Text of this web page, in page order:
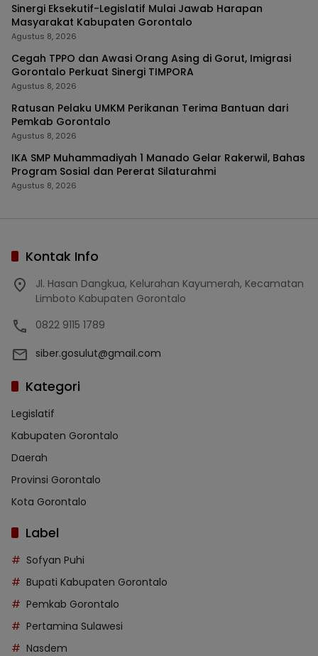
Sinergi Eksekutif-Legislatif Mulai Jawab Harapan
Masyarakat Kabupaten Gorontalo
Agustus 8, 2026
Cegah TPPO dan Awasi Orang Asing di Gorut, Imigrasi
Gorontalo Perkuat Sinergi TIMPORA
Agustus 8, 2026
Ratusan Pelaku UMKM Perikanan Terima Bantuan dari
Pemkab Gorontalo
Agustus 8, 2026
IKA SMP Muhammadiyah 1 Manado Gelar Rakerwil, Bahas
Program Sosial dan Pererat Silaturahmi
Agustus 8, 2026
Kontak Info
Jl. Hasan Dangkua, Kelurahan Kayumerah, Kecamatan
Limboto Kabupaten Gorontalo
0822 9115 1789
siber.gosulut@gmail.com
Kategori
Legislatif
Kabupaten Gorontalo
Daerah
Provinsi Gorontalo
Kota Gorontalo
Label
Sofyan Puhi
Bupati Kabupaten Gorontalo
Pemkab Gorontalo
Pertamina Sulawesi
Nasdem